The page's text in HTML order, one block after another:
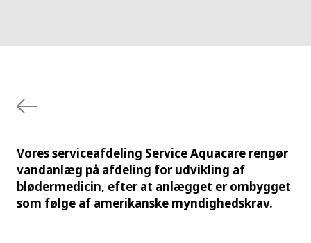
Vores serviceafdeling Service Aquacare rengør
vandanlæg på afdeling for udvikling af
blødermedicin, efter at anlægget er ombygget
som følge af amerikanske myndighedskrav.